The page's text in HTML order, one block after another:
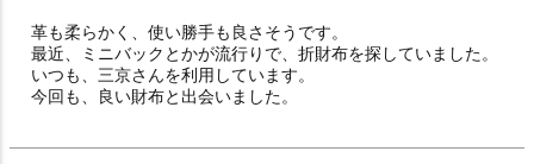
革も柔らかく、使い勝手も良さそうです。
最近、ミニバックとかが流行りで、折財布を探していました。
いつも、三京さんを利用しています。
今回も、良い財布と出会いました。